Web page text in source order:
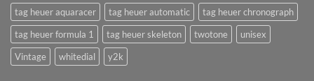
tag heuer aquaracer
tag heuer automatic
tag heuer chronograph
tag heuer formula 1
tag heuer skeleton twotone
unisex
Vintage
whitedial y2k